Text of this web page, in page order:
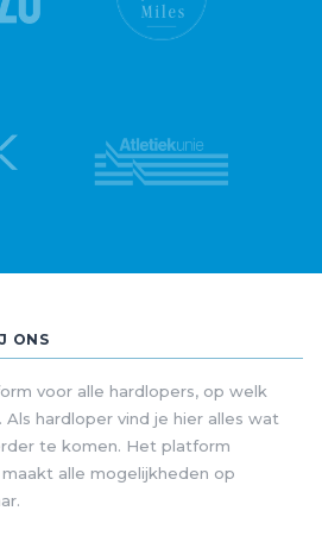
ONS
voor alle hardlopers, op welk
hardloper vind je hier alles wat
te komen. Het platform
alle mogelijkheden op